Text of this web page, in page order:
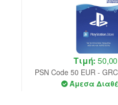
Τιμή:
PSN Code 50 EUR -
Άμεσα